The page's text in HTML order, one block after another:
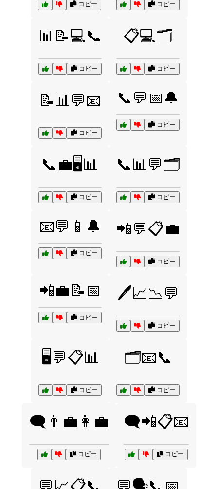
コピー コピー
📊📝💻📞
コピー
📋💻🗂️
コピー
📝📊💬📧
コピー
📞💬📅🔔
コピー
📞💼🖥️📊
コピー
📞📊💬🗂️
コピー
📧💬📱🔔
コピー
📲💬📋💼
コピー
📲💼📝📅
コピー
🖊️📈📉💬
コピー
🖥️💬📋📊
コピー
🗂️📧📞
コピー
🗨️👨‍💼👩‍💼
コピー
🗨️📲📋📧
コピー